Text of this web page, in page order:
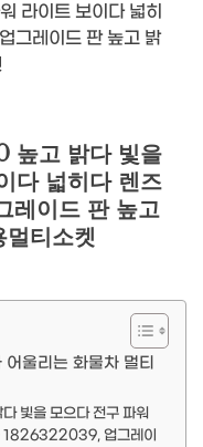
라이트 보이다 넓히
그레이드 판 높고 밝
높고 밝다 빛을
다 넓히다 렌즈
레이드 판 높고
티소켓
울리는 화물차 멀티
빛을 모으다 전구 파워
1826322039, 업그레이